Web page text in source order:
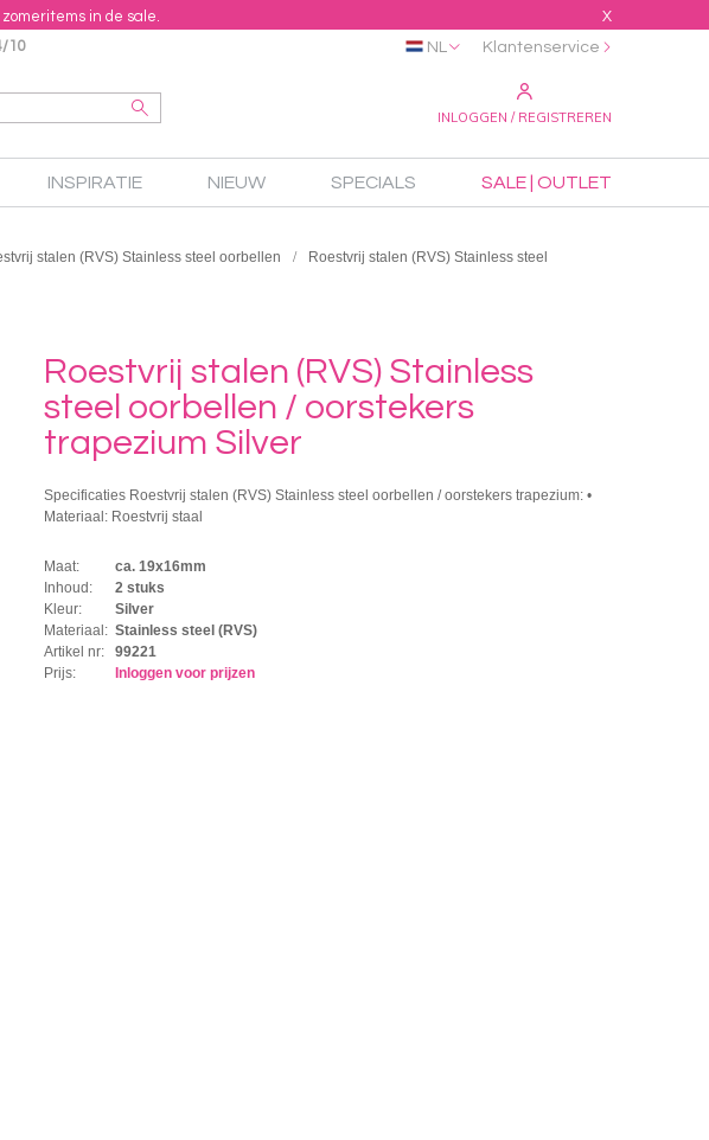
zomeritems in de sale. X
10
INLOGGEN / REGISTREREN
NL Klantenservice
INSPIRATIE NIEUW SPECIALS SALE | OUTLET
stalen (RVS) Stainless steel oorbellen
Roestvrij stalen (RVS) Stainless steel
Roestvrij stalen (RVS) Stainless
steel oorbellen / oorstekers
trapezium Silver
Specificaties Roestvrij stalen (RVS) Stainless steel oorbellen / oorstekers trapezium: •
Materiaal: Roestvrij staal
Maat:
ca. 19x16mm
Inhoud:
2 stuks
Kleur:
Silver
Materiaal: Stainless steel (RVS)
Artikel nr:
99221
Prijs:
Inloggen voor prijzen